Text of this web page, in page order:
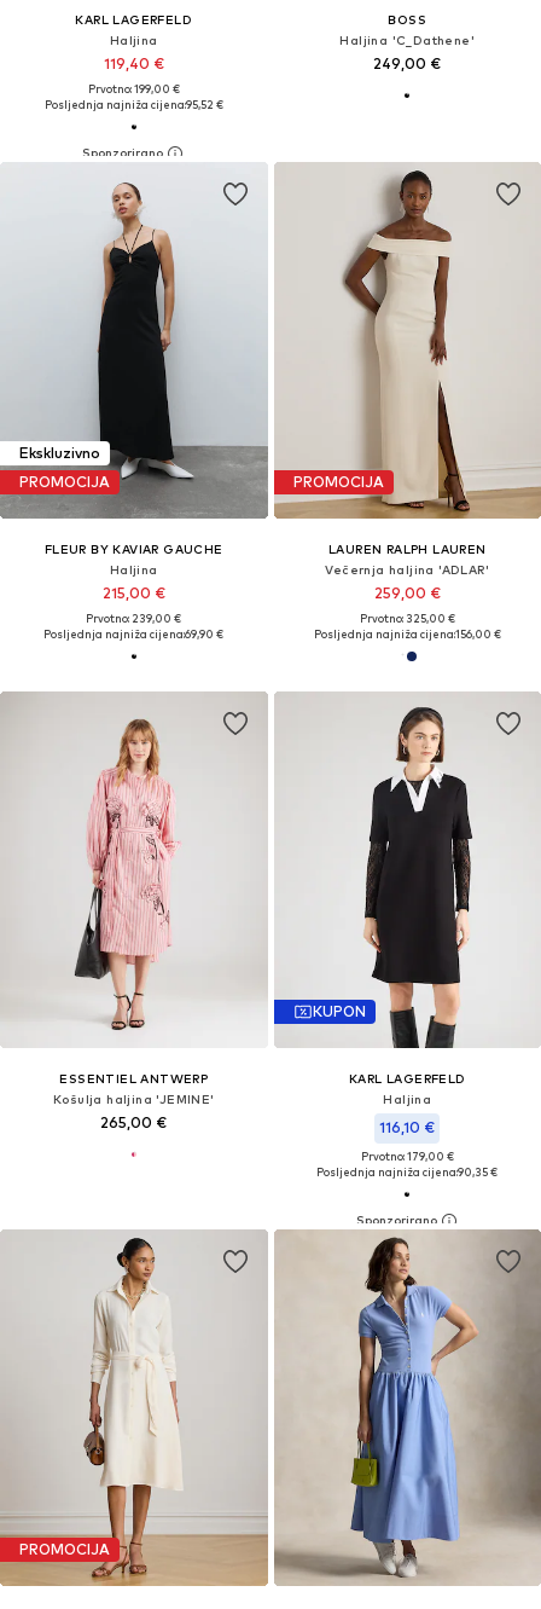
KARL LAGERFELD
Haljina
119,40 €
Prvotno: 199,00 €
Posljednja najniža cijena:95,52 €
BOSS
Haljina 'C_Dathene'
249,00 €
Ekskluzivno
PROMOCIJA
FLEUR BY KAVIAR GAUCHE
Haljina
215,00 €
Prvotno: 239,00 €
Posljednja najniža cijena:69,90 €
PROMOCIJA
LAUREN RALPH LAUREN
Večernja haljina 'ADLAR'
259,00 €
Prvotno: 325,00 €
Posljednja najniža cijena:156,00 €
ESSENTIEL ANTWERP
Košulja haljina 'JEMINE'
265,00 €
KUPON
KARL LAGERFELD
Haljina
116,10 €
Prvotno: 179,00 €
Posljednja najniža cijena:90,35 €
PROMOCIJA